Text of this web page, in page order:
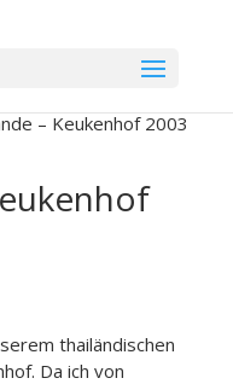
– Keukenhof 2003
thailändischen
Da ich von